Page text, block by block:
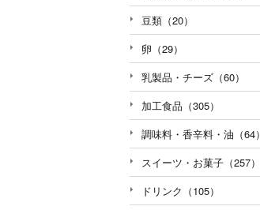
豆類（20）
卵（29）
乳製品・チーズ（60）
加工食品（305）
調味料・香辛料・油（64）
スイーツ・お菓子（257）
ドリンク（105）